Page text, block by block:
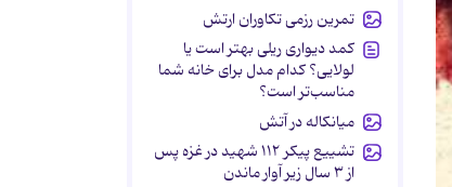
تمرین رزمی تکاوران ارتش
کمد دیواری ریلی بهتر است یا
لولایی؟ کدام مدل برای خانه شما
مناسب‌تر است؟
میانکاله در آتش
تشییع پیکر ۱۱۲ شهید در غزه پس
از ۳ سال زیر آوار ماندن